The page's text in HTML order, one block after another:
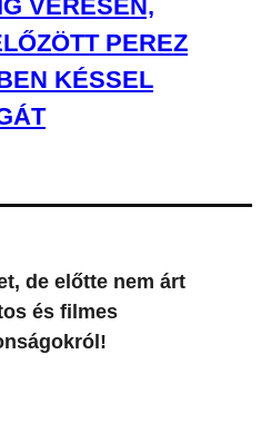
VÉRESEN,
PEREZ
KÉSSEL
de előtte nem árt
és filmes